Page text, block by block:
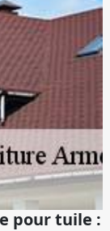
pour tuile :